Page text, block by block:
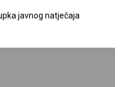
javnog natječaja